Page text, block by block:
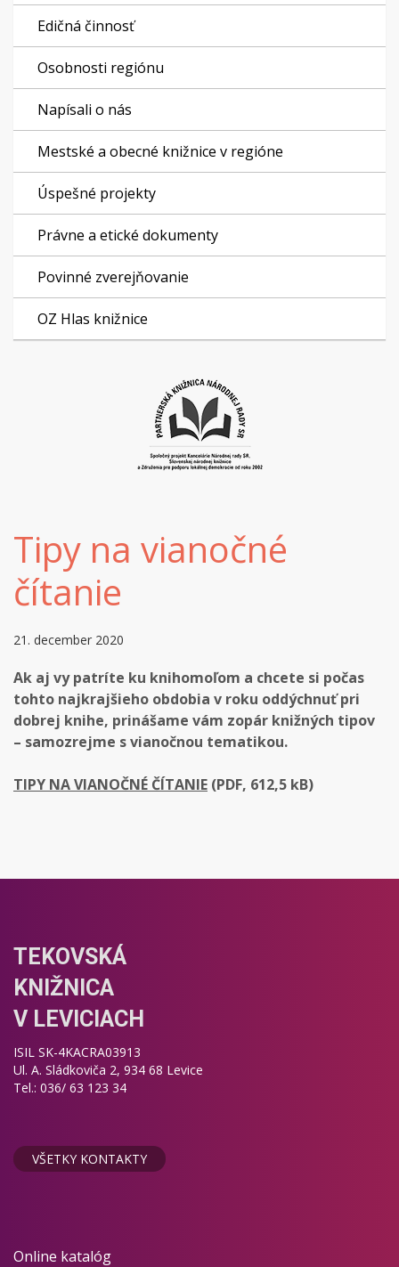
Edičná činnosť
Osobnosti regiónu
Napísali o nás
Mestské a obecné knižnice v regióne
Úspešné projekty
Právne a etické dokumenty
Povinné zverejňovanie
OZ Hlas knižnice
Tipy na vianočné
čítanie
21. december 2020
Ak aj vy patríte ku knihomoľom a chcete si počas
tohto najkrajšieho obdobia v roku oddýchnuť pri
dobrej knihe, prinášame vám zopár knižných tipov
– samozrejme s vianočnou tematikou.
TIPY NA VIANOČNÉ ČÍTANIE (PDF, 612,5 kB)
TEKOVSKÁ
KNIŽNICA
V LEVICIACH
ISIL SK-4KACRA03913
Ul. A. Sládkoviča 2, 934 68 Levice
Tel.: 036/ 63 123 34
VŠETKY KONTAKTY
Online katalóg